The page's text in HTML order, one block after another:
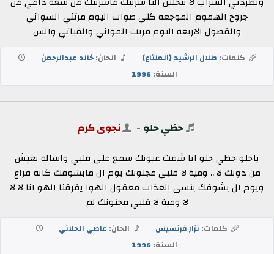
جروح الهموم الموجعه كلي صواب اليوم مرتني السواني
والفصول الاربعه اليوم مريت المواني والمباني والس
كلمات: طلال الرشيد (الملتاع) الحان:خالد عبدالرحمن
السنة:1996
حظي حلو - نجوى كرم
ياحلو حظي حلو انا شفت عيونك سمع على قلبي واساله بعيش
من دونك لا .. ومية لا قلبي مجنونك يوم ال مابشوفك كانه فراغ
ويوم ال بشوفك بنسى العذاب معقول الهوا يفرقنا الهو انا لا لا
لا ومية لا قلبي مجنونك لم
كلمات: نزار فرنسيس الحان: عاصي الحلاني
السنة:1996